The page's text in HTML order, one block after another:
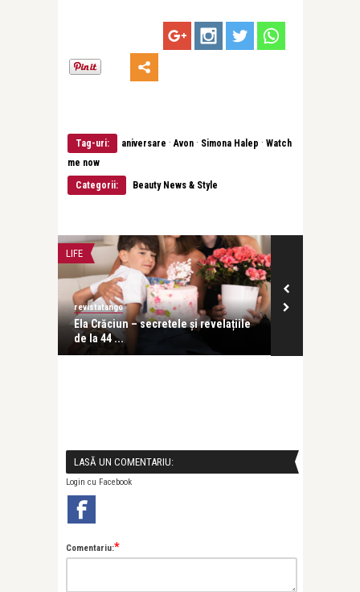
Tag-uri: aniversare · Avon · Simona Halep · Watch
me now
Categorii:
Beauty News & Style
LIFE
revistatango
Ela Crăciun – secretele și revelațiile
de la 44 ...
LASĂ UN COMENTARIU:
Login cu Facebook
Comentariu:*